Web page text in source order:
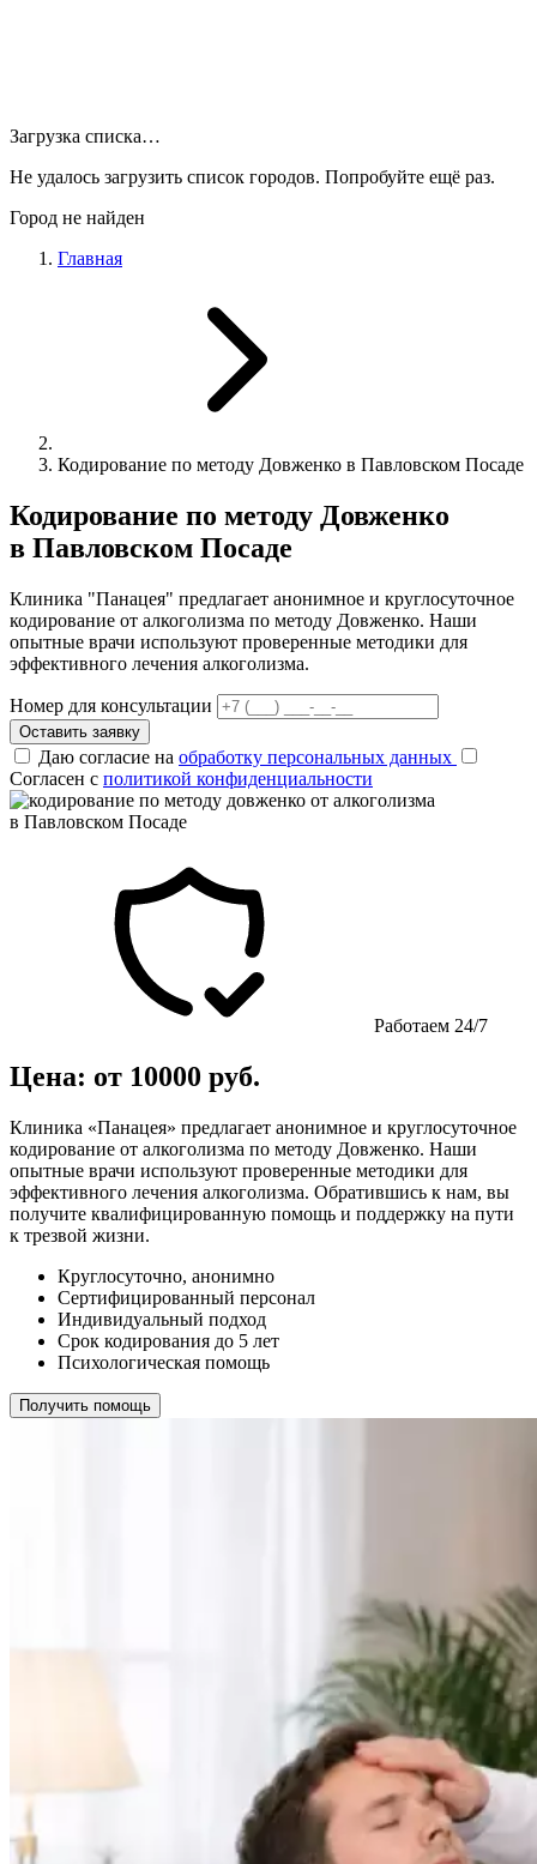
Загрузка списка…
Не удалось загрузить список городов. Попробуйте ещё раз.
Город не найден
Главная
Кодирование по методу Довженко в Павловском Посаде
Кодирование по методу Довженко
в Павловском Посаде
Клиника "Панацея" предлагает анонимное и круглосуточное
кодирование от алкоголизма по методу Довженко. Наши
опытные врачи используют проверенные методики для
эффективного лечения алкоголизма.
Номер для консультации
Оставить заявку
Даю согласие на обработку персональных данных
Согласен с политикой конфиденциальности
Работаем 24/7
Цена: от 10000 руб.
Клиника «Панацея» предлагает анонимное и круглосуточное
кодирование от алкоголизма по методу Довженко. Наши
опытные врачи используют проверенные методики для
эффективного лечения алкоголизма. Обратившись к нам, вы
получите квалифицированную помощь и поддержку на пути
к трезвой жизни.
Круглосуточно, анонимно
Сертифицированный персонал
Индивидуальный подход
Срок кодирования до 5 лет
Психологическая помощь
Получить помощь